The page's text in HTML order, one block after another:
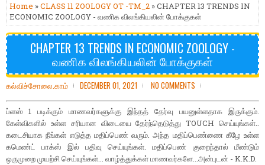
Home »CLASS 11 ZOOLOGY OT -TM_2 » CHAPTER 13 TRENDS IN
ECONOMIC ZOOLOGY - வணிக விலங்கியலின் போக்குகள்
CHAPTER 13 TRENDS IN ECONOMIC ZOOLOGY -
வணிக விலங்கியலின் போக்குகள்
கல்விச்சோலை.காம் DECEMBER 01, 2021 NO COMMENTS
ப்ளஸ் 1 படிக்கும் மாணவர்களுக்கு இந்தத் தேர்வு பயனுள்ளதாக இருக்கும்.
கேள்விகளில் உள்ள சரியான விடையை தேர்ந்தெடுத்து TOUCH செய்யுங்கள்..
கடைசியாக நீங்கள் எடுத்த மதிப்பெண் வரும். அந்த மதிப்பெண்ணை கீழே உள்ள
கமெண்ட் பாக்ஸ் இல் பதிவு செய்யுங்கள். மதிப்பெண் குறைந்தால் மீண்டும்
ஒருமுறை முயற்சி செய்யுங்கள்... வாழ்த்துக்கள் மாணவர்களே...அன்புடன் - K.K.D.